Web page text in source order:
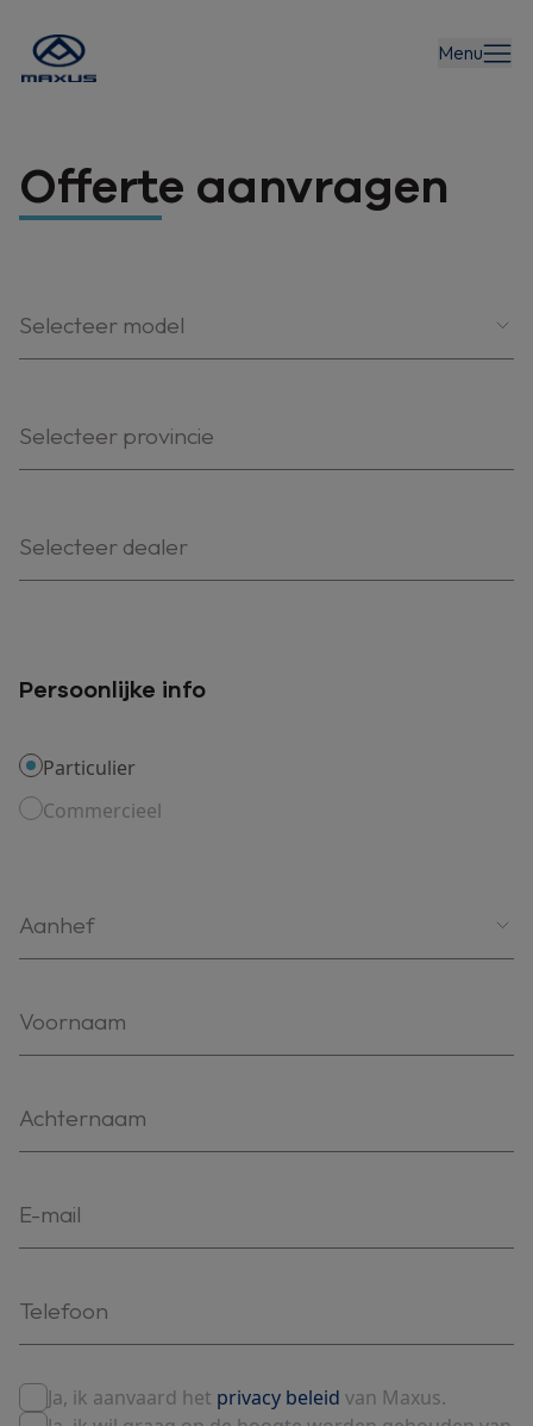
Menu
Offerte aanvragen
Selecteer model
Selecteer provincie
Selecteer dealer
Persoonlijke info
Particulier
Commercieel
Aanhef
Ja, ik aanvaard het privacy beleid van Maxus.